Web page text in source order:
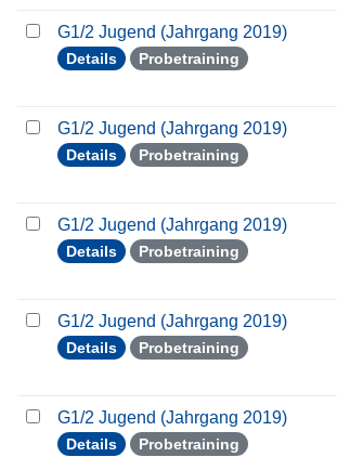
G1/2 Jugend (Jahrgang 2019)
Details Probetraining
G1/2 Jugend (Jahrgang 2019)
Details Probetraining
G1/2 Jugend (Jahrgang 2019)
Details Probetraining
G1/2 Jugend (Jahrgang 2019)
Details Probetraining
G1/2 Jugend (Jahrgang 2019)
Details Probetraining